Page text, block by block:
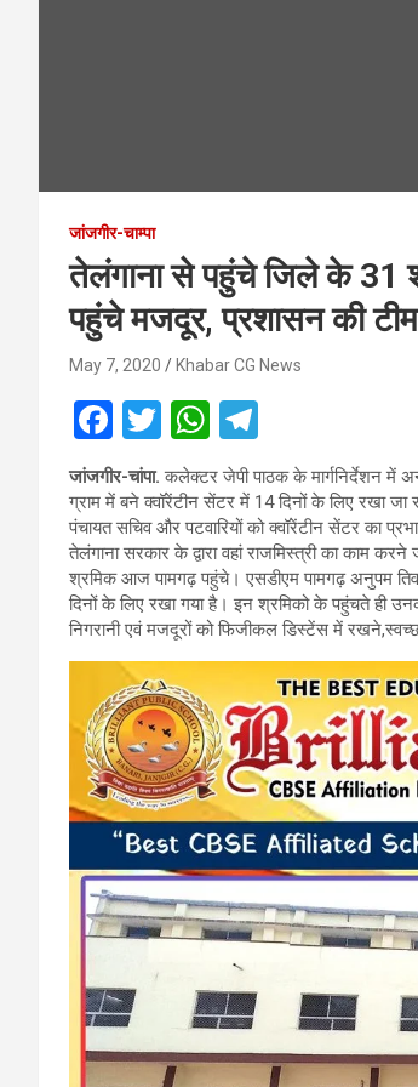
जांजगीर-चाम्पा
तेलंगाना से पहुंचे जिले के 31
पहुंचे मजदूर, प्रशासन की
May 7, 2020 Khabar CG News
F
a
ce
b
o
o
k
T
wi
tt
er
W
h
at
s
A
p
p
el
e
gr
a
m
जांजगीर-चांपा. कलेक्टर जेपी पाठक के मार्गनिर्देशन में
ग्राम में बने क्वॉरेंटीन सेंटर में 14 दिनों के लिए रखा जा
पंचायत सचिव और पटवारियों को क्वॉरेंटीन सेंटर का
तेलंगाना सरकार के द्वारा वहां राजमिस्त्री का काम
श्रमिक आज पामगढ़ पहुंचे। एसडीएम पामगढ़ अनुपम
दिनों के लिए रखा गया है। इन श्रमिको के पहुंचते ही
निगरानी एवं मजदूरों को फिजीकल डिस्टेंस में